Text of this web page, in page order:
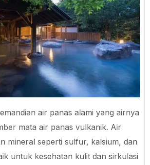
air panas alami yang airnya
mata air panas vulkanik. Air
mineral seperti sulfur, kalsium, dan
untuk kesehatan kulit dan sirkulasi